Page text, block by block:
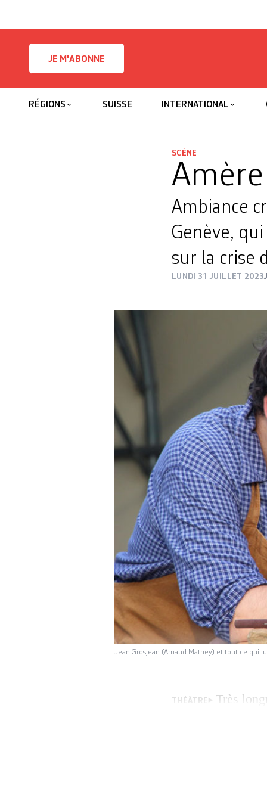
JE M'ABONNE
RÉGIONS SUISSE INTERNATIONAL
SCÈNE
Ambiance
Genève,
sur la crise
LUNDI 31 JUILLET 2023
Jean Grosjean (Arnaud Mathey) et tout ce qui
THÉÂTRE
Très